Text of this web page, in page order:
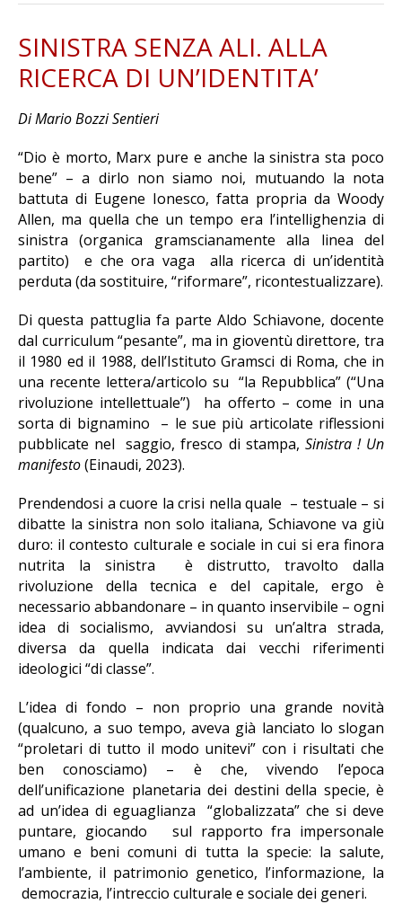
SINISTRA SENZA ALI. ALLA
RICERCA DI UN’IDENTITA’
Di Mario Bozzi Sentieri
“Dio è morto, Marx pure e anche la sinistra sta poco
bene” – a dirlo non siamo noi, mutuando la nota
battuta di Eugene Ionesco, fatta propria da Woody
Allen, ma quella che un tempo era l’intellighenzia di
sinistra (organica gramscianamente alla linea del
partito) e che ora vaga alla ricerca di un’identità
perduta (da sostituire, “riformare”, ricontestualizzare).
Di questa pattuglia fa parte Aldo Schiavone, docente
dal curriculum “pesante”, ma in gioventù direttore, tra
il 1980 ed il 1988, dell’Istituto Gramsci di Roma, che in
una recente lettera/articolo su “la Repubblica” (“Una
rivoluzione intellettuale”) ha offerto – come in una
sorta di bignamino – le sue più articolate riflessioni
pubblicate nel saggio, fresco di stampa, Sinistra ! Un
manifesto(Einaudi, 2023).
Prendendosi a cuore la crisi nella quale – testuale – si
dibatte la sinistra non solo italiana, Schiavone va giù
duro: il contesto culturale e sociale in cui si era finora
nutrita la sinistra è distrutto, travolto dalla
rivoluzione della tecnica e del capitale, ergo è
necessario abbandonare – in quanto inservibile – ogni
idea di socialismo, avviandosi su un’altra strada,
diversa da quella indicata dai vecchi riferimenti
ideologici “di classe”.
L’idea di fondo – non proprio una grande novità
(qualcuno, a suo tempo, aveva già lanciato lo slogan
“proletari di tutto il modo unitevi” con i risultati che
ben conosciamo) – è che, vivendo l’epoca
dell’unificazione planetaria dei destini della specie, è
ad un’idea di eguaglianza “globalizzata” che si deve
puntare, giocando sul rapporto fra impersonale
umano e beni comuni di tutta la specie: la salute,
l’ambiente, il patrimonio genetico, l’informazione, la
democrazia, l’intreccio culturale e sociale dei generi.